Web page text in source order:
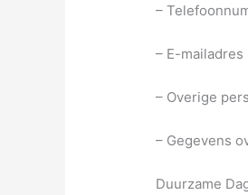
–
– E-mailadres
– Overige
– Gegevens
Duurzame